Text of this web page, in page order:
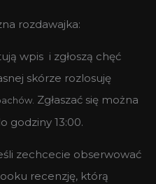
rozdawajka:
wpis i zgłoszą chęć
skórze rozlosuję
Zgłaszać się można
godziny 13:00.
zechcecie obserwować
recenzję, którą